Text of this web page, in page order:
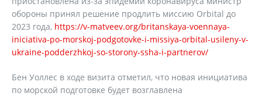
обороны принял решение продлить миссию Orbital до
2023 года, https://v-matveev.org/britanskaya-voennaya-
iniciativa-po-morskoj-podgotovke-i-missiya-orbital-usileny-v-
ukraine-podderzhkoj-so-storony-ssha-i-partnerov/
Бен Уоллес в ходе визита отметил, что новая инициатива
по морской подготовке будет возглавлена